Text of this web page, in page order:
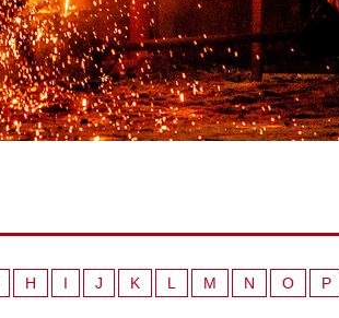
H I J K L M N O P